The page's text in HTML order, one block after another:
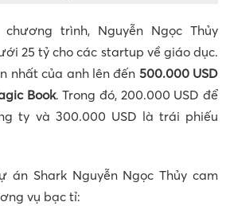
trình, Nguyễn Ngọc Thủy
25 tỷ cho các startup về giáo dục.
nhất của anh lên đến 500.000 USD
Book. Trong đó, 200.000 USD để
ty và 300.000 USD là trái phiếu
án Shark Nguyễn Ngọc Thủy cam
vụ bạc tỉ: